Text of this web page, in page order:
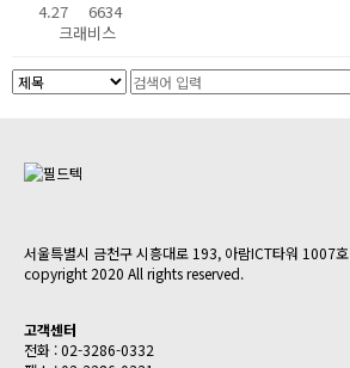
4.27
6634
크래비스
서울특별시 금천구 시흥대로 193, 아람ICT타워 1007호
copyright 2020 All rights reserved.
고객센터
전화 : 02-3286-0332